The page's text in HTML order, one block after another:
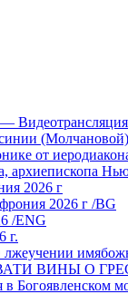
Видеотрансляция
(Молчановой)
от
архиепископа
2026 г
2026 г /BG
/ENG
г.
лжеучении
ВИНЫ О
Богоявленском